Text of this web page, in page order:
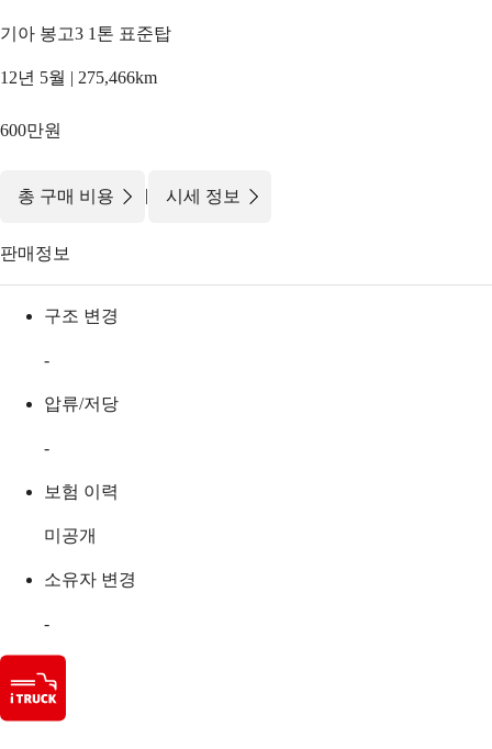
기아 봉고3 1톤 표준탑
12년 5월 | 275,466km
600만원
총 구매 비용 | 시세 정보
판매정보
구조 변경
-
압류/저당
-
보험 이력
미공개
소유자 변경
-